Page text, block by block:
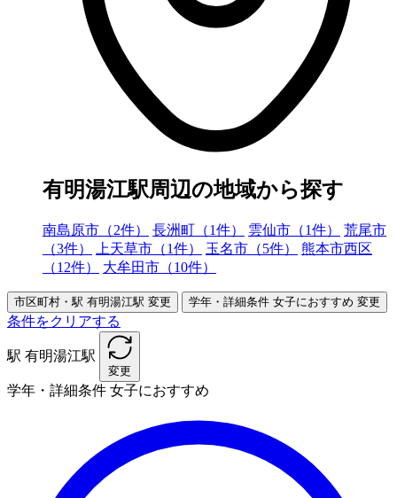
有明湯江駅周辺の地域から探す
南島原市（2件） 長洲町（1件） 雲仙市（1件）
荒尾市
（3件）
上天草市（1件） 玉名市（5件）
熊本市西区
（12件）
大牟田市（10件）
市区町村・駅 有明湯江駅 変更 学年・詳細条件 女子におすすめ 変更
条件をクリアする
駅 有明湯江駅
変更
学年・詳細条件 女子におすすめ